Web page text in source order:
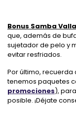
Bonus Samba
que, además de
sujetador de pelo y
evitar resfriados.
Por último, recuerda
tenemos paquetes
promociones),
posible. ¡Déjate